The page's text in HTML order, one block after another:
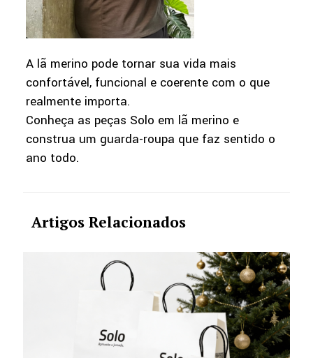
A lã merino pode tornar sua vida mais
confortável, funcional e coerente com o que
realmente importa.
Conheça as peças Solo em lã merino e
construa um guarda-roupa que faz sentido o
ano todo.
Artigos Relacionados